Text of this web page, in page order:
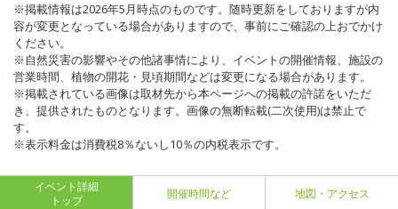
※掲載情報は2026年5月時点のものです。随時更新をしておりますが内
容が変更となっている場合がありますので、事前にご確認の上おでかけ
ください。
※自然災害の影響やその他諸事情により、イベントの開催情報、施設の
営業時間、植物の開花・見頃期間などは変更になる場合があります。
※掲載されている画像は取材先から本ページへの掲載の許諾をいただ
き、提供されたものとなります。画像の無断転載(二次使用)は禁止で
す。
※表示料金は消費税8％ないし10％の内税表示です。
イベント詳細
トップ
開催時間など 地図・アクセス